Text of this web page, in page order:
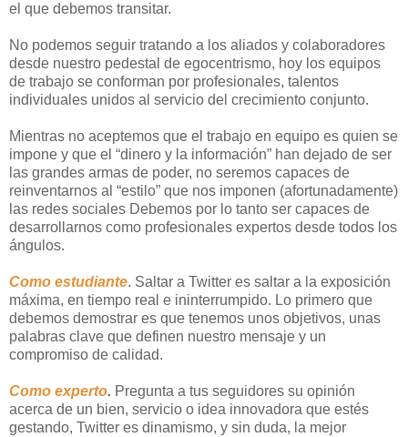
el que debemos transitar.
No podemos seguir tratando a los aliados y colaboradores
desde nuestro pedestal de egocentrismo, hoy los equipos
de trabajo se conforman por profesionales, talentos
individuales unidos al servicio del crecimiento conjunto.
Mientras no aceptemos que el trabajo en equipo es quien se
impone y que el “dinero y la información” han dejado de ser
las grandes armas de poder, no seremos capaces de
reinventarnos al “estilo” que nos imponen (afortunadamente)
las redes sociales Debemos por lo tanto ser capaces de
desarrollarnos como profesionales expertos desde todos los
ángulos.
Como estudiante. Saltar a Twitter es saltar a la exposición
máxima, en tiempo real e ininterrumpido. Lo primero que
debemos demostrar es que tenemos unos objetivos, unas
palabras clave que definen nuestro mensaje y un
compromiso de calidad.
Como experto. Pregunta a tus seguidores su opinión
acerca de un bien, servicio o idea innovadora que estés
gestando, Twitter es dinamismo, y sin duda, la mejor